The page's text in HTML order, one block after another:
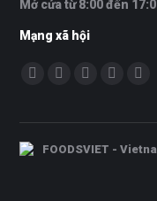
Mở cửa từ 8:00 đến
Mạng xã hội
Find us on:
FOODSVIET -